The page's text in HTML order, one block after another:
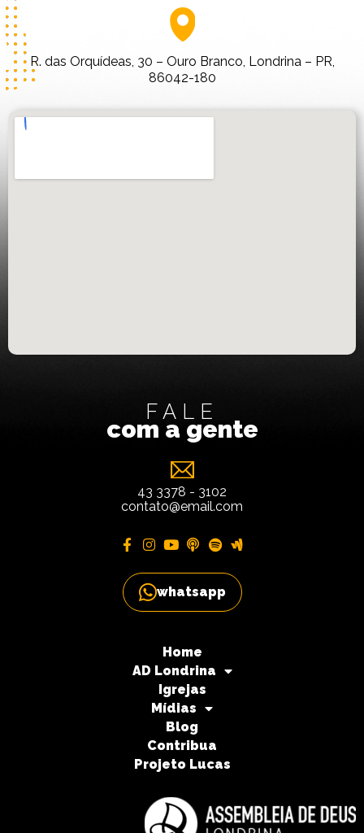
R. das Orquídeas, 30 – Ouro Branco, Londrina – PR,
86042-180
FALE
com a gente
43 3378 - 3102
contato@email.com
whatsapp
Home
AD Londrina
Igrejas
Mídias
Blog
Contribua
Projeto Lucas